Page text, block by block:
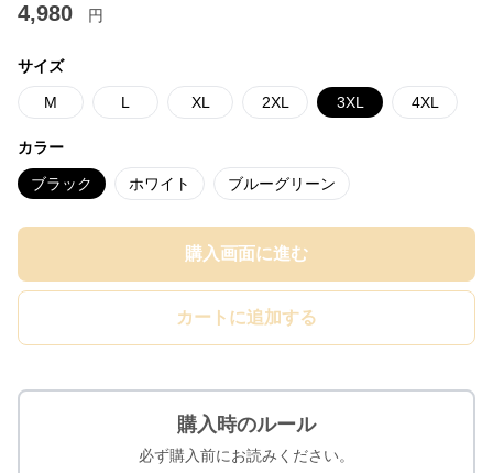
4,980 円
サイズ
M L XL 2XL 3XL 4XL
カラー
ブラック ホワイト ブルーグリーン
購入画面に進む
カートに追加する
購入時のルール
必ず購入前にお読みください。